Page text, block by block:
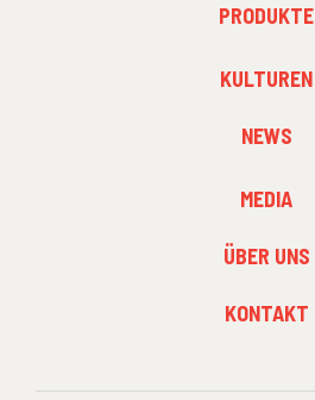
PRODUKTE
KULTUREN
NEWS
MEDIA
ÜBER UNS
KONTAKT